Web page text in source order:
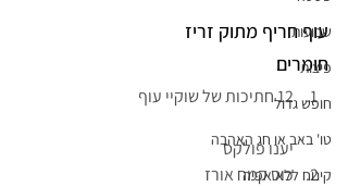
שבועות
פיצות
חופש גדול
טו' באב או חג האהבה
קינוח ללא אפיה
עוף חריף מתוק זריז
חומרים
12 חתיכות של שוקיי עוף
יענו פולקס
כוס קמח אורז